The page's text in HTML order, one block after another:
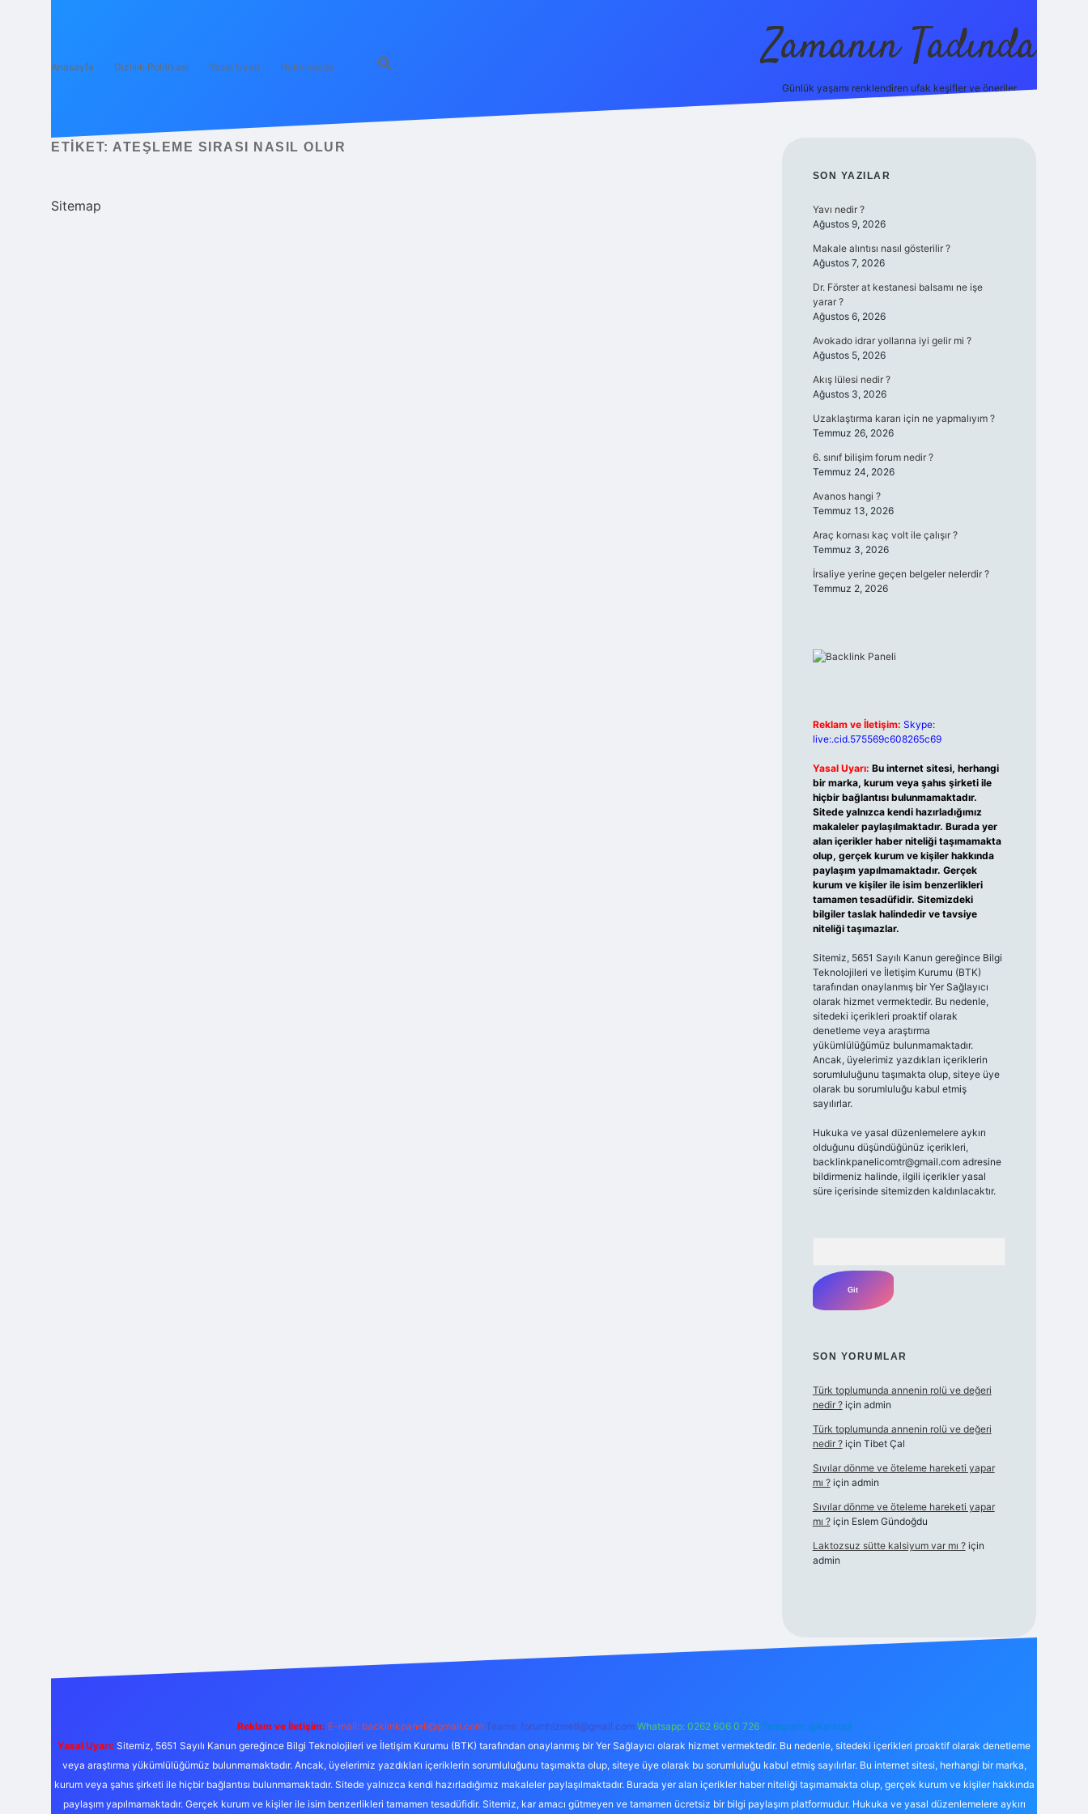
Anasayfa Gizlilik Politikası Yasal Uyarı Hakkımızda Zamanın Tadında
Günlük yaşamı renklendiren ufak keşifler ve öneriler.
ETIKET: ATEŞLEME SIRASI NASIL OLUR
Sitemap
SIDEBAR
SON YAZILAR
Yavı nedir ?
Ağustos 9, 2026
Makale alıntısı nasıl gösterilir ?
Ağustos 7, 2026
Dr. Förster at kestanesi balsamı ne işe
yarar ?
Ağustos 6, 2026
Avokado idrar yollarına iyi gelir mi ?
Ağustos 5, 2026
Akış lülesi nedir ?
Ağustos 3, 2026
Uzaklaştırma kararı için ne yapmalıyım ?
Temmuz 26, 2026
6. sınıf bilişim forum nedir ?
Temmuz 24, 2026
Avanos hangi ?
Temmuz 13, 2026
Araç kornası kaç volt ile çalışır ?
Temmuz 3, 2026
İrsaliye yerine geçen belgeler nelerdir ?
Temmuz 2, 2026
Reklam ve İletişim: Skype:
live:.cid.575569c608265c69
Yasal Uyarı: Bu internet sitesi, herhangi
bir marka, kurum veya şahıs şirketi ile
hiçbir bağlantısı bulunmamaktadır.
Sitede yalnızca kendi hazırladığımız
makaleler paylaşılmaktadır. Burada yer
alan içerikler haber niteliği taşımamakta
olup, gerçek kurum ve kişiler hakkında
paylaşım yapılmamaktadır. Gerçek
kurum ve kişiler ile isim benzerlikleri
tamamen tesadüfidir. Sitemizdeki
bilgiler taslak halindedir ve tavsiye
niteliği taşımazlar.
Sitemiz, 5651 Sayılı Kanun gereğince Bilgi
Teknolojileri ve İletişim Kurumu (BTK)
tarafından onaylanmış bir Yer Sağlayıcı
olarak hizmet vermektedir. Bu nedenle,
sitedeki içerikleri proaktif olarak
denetleme veya araştırma
yükümlülüğümüz bulunmamaktadır.
Ancak, üyelerimiz yazdıkları içeriklerin
sorumluluğunu taşımakta olup, siteye üye
olarak bu sorumluluğu kabul etmiş
sayılırlar.
Hukuka ve yasal düzenlemelere aykırı
olduğunu düşündüğünüz içerikleri,
backlinkpanelicomtr@gmail.comadresine
bildirmeniz halinde, ilgili içerikler yasal
süre içerisinde sitemizden kaldırılacaktır.
SON YORUMLAR
Türk toplumunda annenin rolü ve değeri
nedir ?için admin
Türk toplumunda annenin rolü ve değeri
nedir ?için Tibet Çal
Sıvılar dönme ve öteleme hareketi yapar
mı ?için admin
Sıvılar dönme ve öteleme hareketi yapar
mı ?için Eslem Gündoğdu
Laktozsuz sütte kalsiyum var mı ?için
admin
Reklam ve İletişim: E-mail: backlinkpaneli@gmail.com Teams: forumhizmeti@gmail.com Whatsapp: 0262 606 0 726 Telegram: @karabul
Yasal Uyarı: Sitemiz, 5651 Sayılı Kanun gereğince Bilgi Teknolojileri ve İletişim Kurumu (BTK) tarafından onaylanmış bir Yer Sağlayıcı olarak hizmet vermektedir. Bu nedenle, sitedeki içerikleri proaktif olarak denetleme
veya araştırma yükümlülüğümüz bulunmamaktadır. Ancak, üyelerimiz yazdıkları içeriklerin sorumluluğunu taşımakta olup, siteye üye olarak bu sorumluluğu kabul etmiş sayılırlar. Bu internet sitesi, herhangi bir marka,
kurum veya şahıs şirketi ile hiçbir bağlantısı bulunmamaktadır. Sitede yalnızca kendi hazırladığımız makaleler paylaşılmaktadır. Burada yer alan içerikler haber niteliği taşımamakta olup, gerçek kurum ve kişiler hakkında
paylaşım yapılmamaktadır. Gerçek kurum ve kişiler ile isim benzerlikleri tamamen tesadüfidir. Sitemiz, kar amacı gütmeyen ve tamamen ücretsiz bir bilgi paylaşım platformudur. Hukuka ve yasal düzenlemelere aykırı